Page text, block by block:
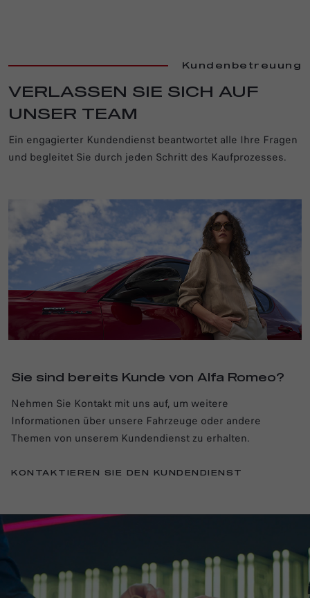
Kundenbetreuung
VERLASSEN SIE SICH AUF
UNSER TEAM
Ein engagierter Kundendienst beantwortet alle Ihre Fragen
und begleitet Sie durch jeden Schritt des Kaufprozesses.
Sie sind bereits Kunde von Alfa Romeo?
Nehmen Sie Kontakt mit uns auf, um weitere
Informationen über unsere Fahrzeuge oder andere
Themen von unserem Kundendienst zu erhalten.
KONTAKTIEREN SIE DEN KUNDENDIENST